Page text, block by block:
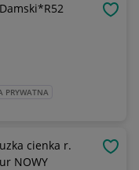
PRYWATNA
cienka r.
NOWY